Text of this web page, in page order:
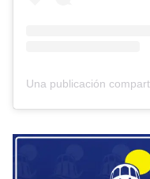
Una publicación